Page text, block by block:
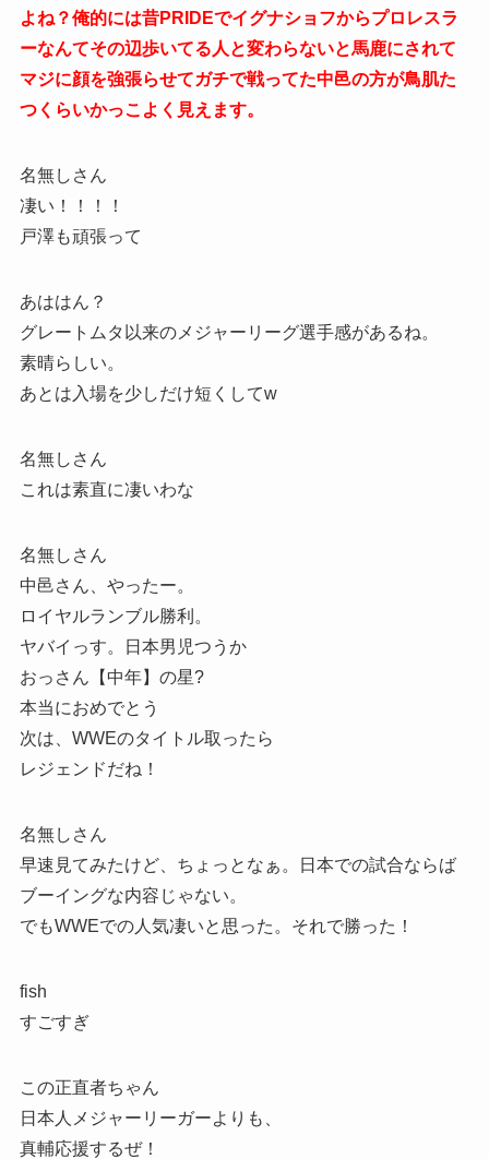
よね？俺的には昔PRIDEでイグナショフからプロレスラ
ーなんてその辺歩いてる人と変わらないと馬鹿にされて
マジに顔を強張らせてガチで戦ってた中邑の方が鳥肌た
つくらいかっこよく見えます。
名無しさん
凄い！！！！
戸澤も頑張って
あははん？
グレートムタ以来のメジャーリーグ選手感があるね。
素晴らしい。
あとは入場を少しだけ短くしてw
名無しさん
これは素直に凄いわな
名無しさん
中邑さん、やったー。
ロイヤルランブル勝利。
ヤバイっす。日本男児つうか
おっさん【中年】の星?
本当におめでとう
次は、WWEのタイトル取ったら
レジェンドだね！
名無しさん
早速見てみたけど、ちょっとなぁ。日本での試合ならば
ブーイングな内容じゃない。
でもWWEでの人気凄いと思った。それで勝った！
fish
すごすぎ
この正直者ちゃん
日本人メジャーリーガーよりも、
真輔応援するぜ！